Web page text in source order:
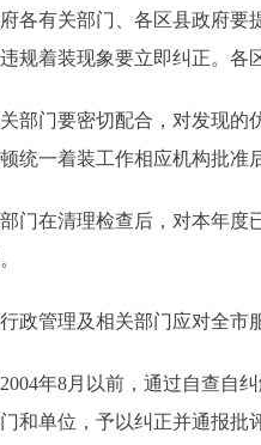
有关部门、各区县政府要提
规着装现象要立即纠正。各
门要密切配合，对发现的仿
统一着装工作相应机构批准
在清理检查后，对本年度已
管理及相关部门应对全市服
年8月以前，通过自查自纠
和单位，予以纠正并通报批